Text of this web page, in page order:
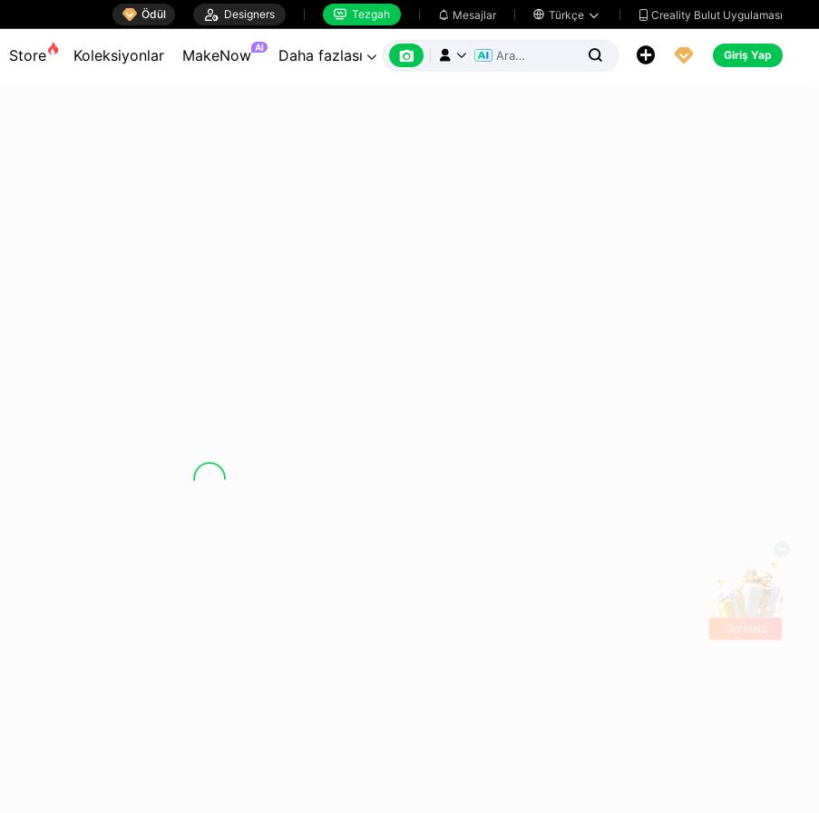
 Ödül  Designers  Tezgah  Mesajlar  Türkçe   Creality Bulut Uygulaması
Store Koleksiyonlar MakeNow AI Daha fazlası        Giriş Yap
Ücretsiz